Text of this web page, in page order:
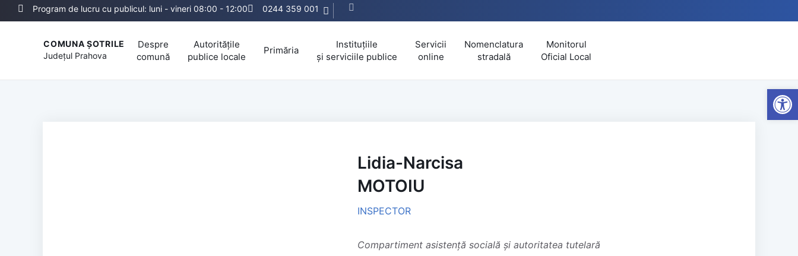
Program de lucru cu publicul: luni - vineri 08:00 - 12:00 0244 359 001
COMUNA ȘOTRILE
Județul Prahova
Despre
comună
Autoritățile
publice locale
Primăria
Instituțiile
și serviciile publice
Servicii
online
Nomenclatura
stradală
Monitorul
Oficial Local
Lidia-Narcisa
MOTOIU
INSPECTOR
Compartiment asistență socială și autoritatea tutelară